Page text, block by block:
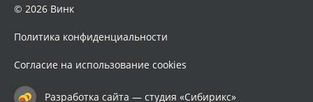
© 2026 Винк
Политика конфиденциальности
Согласие на использование cookies
Разработка сайта — студия «Сибирикс»